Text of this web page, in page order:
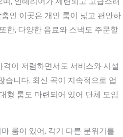
인 이곳은 개인 룸이 넓고 편안하
한, 다양한 음료와 스낵도 주문할
격이 저렴하면서도 서비스와 시설
습니다. 최신 곡이 지속적으로 업
형 룸도 마련되어 있어 단체 모임
룸이 있어, 각기 다른 분위기를